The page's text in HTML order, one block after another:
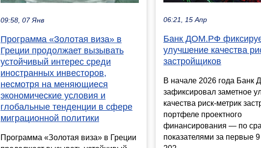
09:58, 07 Янв
Программа «Золотая виза» в
Греции продолжает вызывать
устойчивый интерес среди
иностранных инвесторов,
несмотря на меняющиеся
экономические условия и
глобальные тенденции в сфере
миграционной политики
Программа «Золотая виза» в Греции
06:21, 15 Апр
Банк ДОМ.РФ
улучшение качества
застройщиков
В начале 2026 года
зафиксировал заметное
качества риск‑метрик
портфеле проектного
финансирования — по
показателями за первые